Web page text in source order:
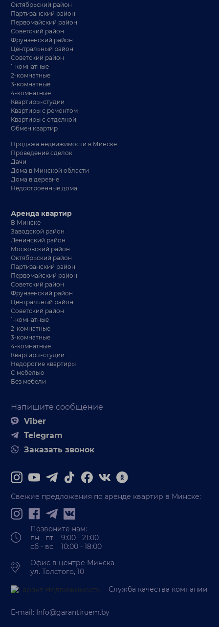
Октябрьский район
Партизанский район
Первомайский район
Советский район
Фрунзенский район
Центральный район
Советский район
1-комнатные
2-комнатные
3-комнатные
4-комнатные
Квартиры-студии
Квартиры с ремонтом
Квартиры с отделкой
Обмен квартир
Продажа недвижимости в Минске
Проведение сделок
Дачи
Дома в Минской области
Дома в деревне
Недостроенные дома
Напишите сообщение
Viber
Telegram
Заказать звонок
Аренда квартир
В Минске
Заводской район
Ленинский район
Московский район
Октябрьский район
Партизанский район
Первомайский район
Советский район
Фрунзенский район
Центральный район
Советский район
1-комнатные
2-комнатные
3-комнатные
4-комнатные
Квартиры-студии
Недорогие квартиры
С мебелью
Без мебели
Свежие предложения по аренде квартир в Минске:
Позвоните нам:
пн - пт 9:00 - 21:00
сб - вс 10:00 - 18:00
Офис в центре Минска
ул. Толстого, 10
Служба качества компании
E-mail: Info@garantiruem.by